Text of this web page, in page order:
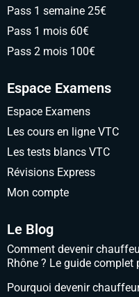
Pass 1 semaine 25€
Pass 1 mois 60€
Pass 2 mois 100€
Espace Examens
Espace Examens
Les cours en ligne VTC
Les tests blancs VTC
Révisions Express
Mon compte
Le Blog
Comment devenir
Rhône ? Le guide complet
Pourquoi devenir